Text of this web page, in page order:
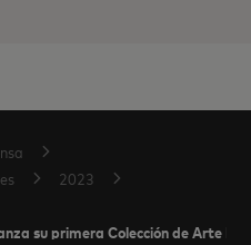
2023
su primera Colección de Arte